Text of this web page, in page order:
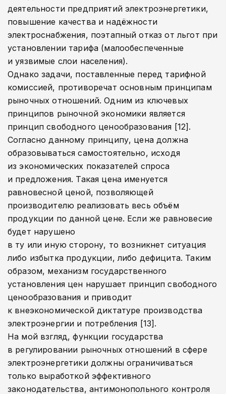
деятельности предприятий электроэнергетики,
повышение качества и надёжности
электроснабжения, поэтапный отказ от льгот при
установлении тарифа (малообеспеченные
и уязвимые слои населения).
Однако задачи, поставленные перед тарифной
комиссией, противоречат основным принципам
рыночных отношений. Одним из ключевых
принципов рыночной экономики является
принцип свободного ценообразования [12].
Согласно данному принципу, цена должна
образовываться самостоятельно, исходя
из экономических показателей спроса
и предложения. Такая цена именуется
равновесной ценой, позволяющей
производителю реализовать весь объём
продукции по данной цене. Если же равновесие
будет нарушено
в ту или иную сторону, то возникнет ситуация
либо избытка продукции, либо дефицита. Таким
образом, механизм государственного
установления цен нарушает принцип свободного
ценообразования и приводит
к внеэкономической диктатуре производства
электроэнергии и потребления [13].
На мой взгляд, функции государства
в регулировании рыночных отношений в сфере
электроэнергетики должны ограничиваться
только выработкой эффективного
законодательства, антимонопольного контроля